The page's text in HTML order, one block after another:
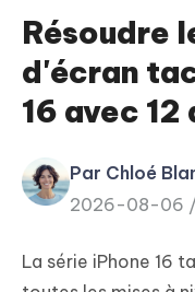
for iOS
PDNob
PDF
Résoudre
d'écran
16 avec
Par Chloé
2026-08-06
La série iPhone 16